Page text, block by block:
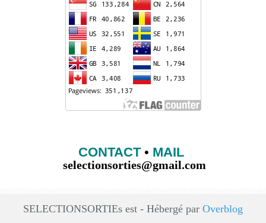
CONTACT• MAIL
selectionsorties@gmail.com
SELECTIONSORTIEs est - Hébergé par Overblog